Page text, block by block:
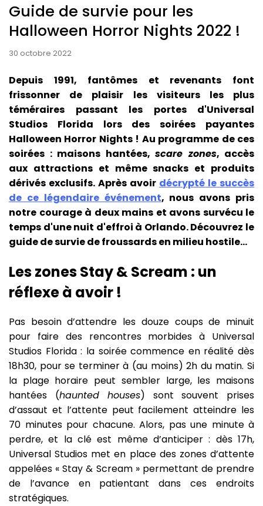
Guide de survie pour les
Halloween Horror Nights 2022 !
30 octobre 2022
Depuis 1991, fantômes et revenants font
frissonner de plaisir les visiteurs les plus
téméraires passant les portes d'Universal
Studios Florida lors des soirées payantes
Halloween Horror Nights ! Au programme de ces
soirées : maisons hantées, scare zones, accès
aux attractions et même snacks et produits
dérivés exclusifs. Après avoir décrypté le succès
de ce légendaire événement, nous avons pris
notre courage à deux mains et avons survécu le
temps d'une nuit d'effroi à Orlando. Découvrez le
guide de survie de froussards en milieu hostile...
Les zones Stay & Scream : un
réflexe à avoir !
Pas besoin d’attendre les douze coups de minuit
pour faire des rencontres morbides à Universal
Studios Florida : la soirée commence en réalité dès
18h30, pour se terminer à (au moins) 2h du matin. Si
la plage horaire peut sembler large, les maisons
hantées (haunted houses) sont souvent prises
d’assaut et l’attente peut facilement atteindre les
70 minutes pour chacune. Alors, pas une minute à
perdre, et la clé est même d’anticiper : dès 17h,
Universal Studios met en place des zones d’attente
appelées « Stay & Scream » permettant de prendre
de l’avance en patientant dans ces endroits
stratégiques.